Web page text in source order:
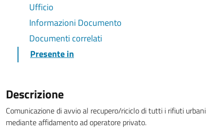
Ufficio
Informazioni Documento
Documenti correlati
Presente in
Descrizione
Comunicazione di avvio al recupero/riciclo di tutti i rifiuti urbani
mediante affidamento ad operatore privato.